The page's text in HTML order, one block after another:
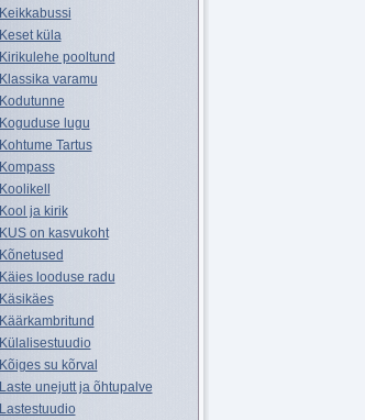
Keikkabussi
Keset küla
Kirikulehe pooltund
Klassika varamu
Kodutunne
Koguduse lugu
Kohtume Tartus
Kompass
Koolikell
Kool ja kirik
KUS on kasvukoht
Kõnetused
Käies looduse radu
Käsikäes
Käärkambritund
Külalisestuudio
Kõiges su kõrval
Laste unejutt ja õhtupalve
Lastestuudio